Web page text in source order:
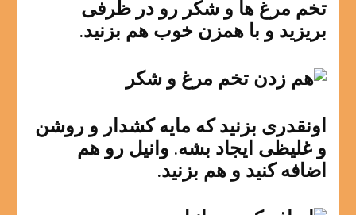
تخم مرغ ها و شکر رو در ظرفی
بریزید و با همزن خوب هم بزنید.
اونقدری بزنید که مایه کشدار و روشن
و غلیظی ایجاد بشه. وانیل رو هم
اضافه کنید و هم بزنید.